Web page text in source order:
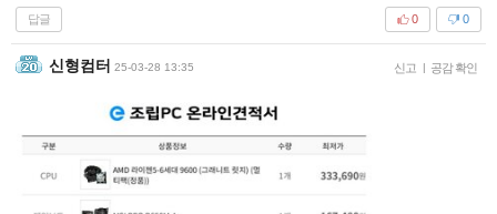
답글 0
0
신형컴터 25-03-28 13:35 신고 | 공감 확인